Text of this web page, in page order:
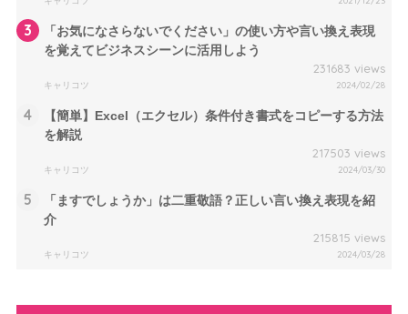
3
「お気になさらないでください」の使い方や言い換え表現
を覚えてビジネスシーンに活用しよう
231683 views
キャリコツ 2024/02/28
4
【簡単】Excel（エクセル）条件付き書式をコピーする方法
を解説
217503 views
キャリコツ 2024/03/30
5
「ますでしょうか」は二重敬語？正しい言い換え表現を紹
介
215815 views
キャリコツ 2024/03/28